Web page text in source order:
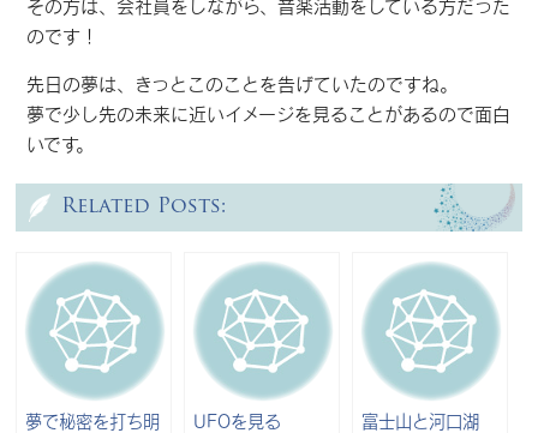
その方は、会社員をしながら、音楽活動をしている方だった
のです！
先日の夢は、きっとこのことを告げていたのですね。
夢で少し先の未来に近いイメージを見ることがあるので面白
いです。
Related Posts:
夢で秘密を打ち明
UFOを見る 富士山と河口湖